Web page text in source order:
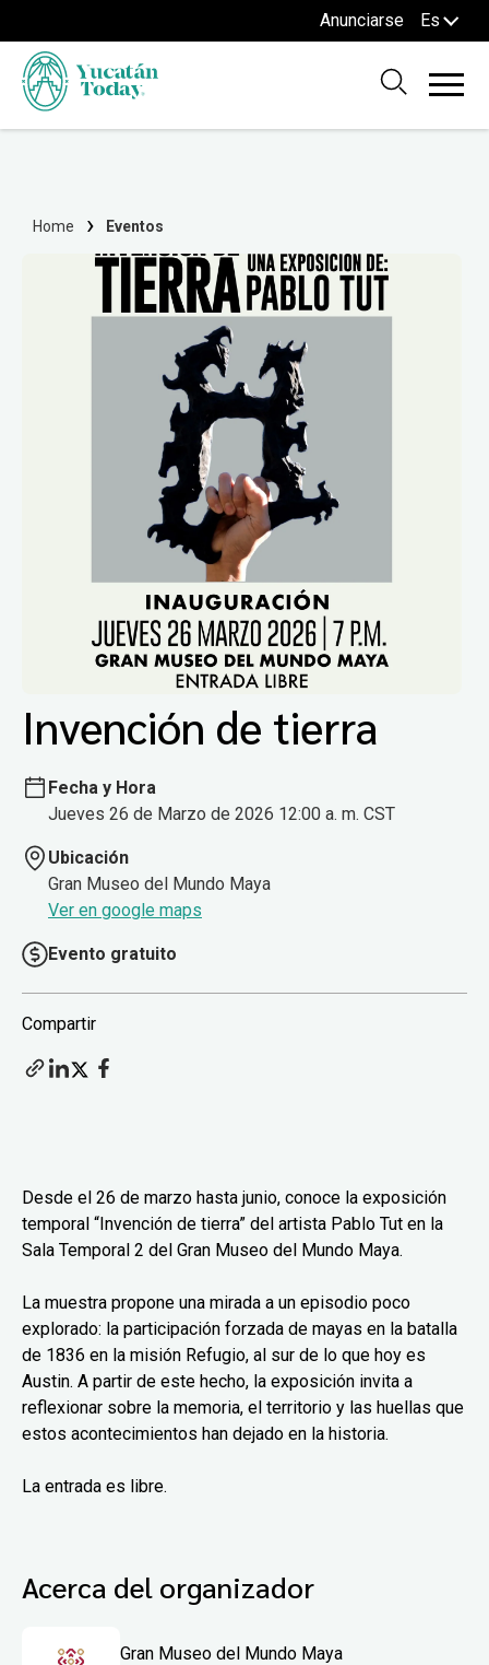
Anunciarse Es
Home Eventos
Invención de tierra
Fecha y Hora
Jueves 26 de Marzo de 2026 12:00 a. m. CST
Ubicación
Gran Museo del Mundo Maya
Ver en google maps
Evento gratuito
Compartir
Desde el 26 de marzo hasta junio, conoce la exposición
temporal “Invención de tierra” del artista Pablo Tut en la
Sala Temporal 2 del Gran Museo del Mundo Maya.
La muestra propone una mirada a un episodio poco
explorado: la participación forzada de mayas en la batalla
de 1836 en la misión Refugio, al sur de lo que hoy es
Austin. A partir de este hecho, la exposición invita a
reflexionar sobre la memoria, el territorio y las huellas que
estos acontecimientos han dejado en la historia.
La entrada es libre.
Acerca del organizador
Gran Museo del Mundo Maya